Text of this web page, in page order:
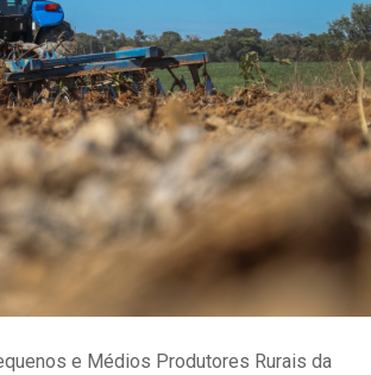
e Médios Produtores Rurais da